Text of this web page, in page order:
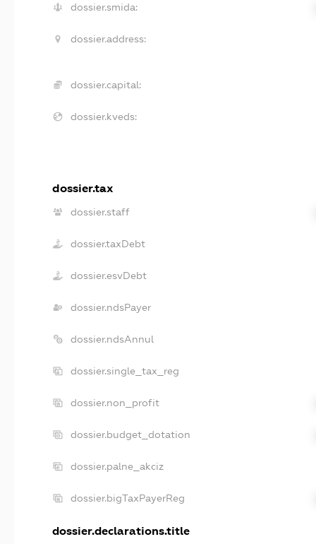
dossier.smida:
dossier.address:
dossier.capital:
dossier.kveds:
dossier.tax
dossier.staff
dossier.taxDebt
dossier.esvDebt
dossier.ndsPayer
dossier.ndsAnnul
dossier.single_tax_reg
dossier.non_profit
dossier.budget_dotation
dossier.palne_akciz
dossier.bigTaxPayerReg
dossier.declarations.title